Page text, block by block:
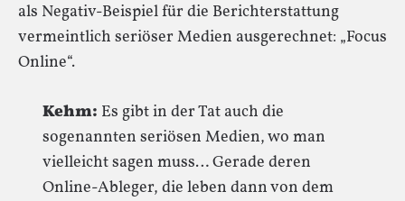
als Negativ-Beispiel für die Berichterstattung
vermeintlich seriöser Medien ausgerechnet: „Focus
Online“.
Kehm: Es gibt in der Tat auch die
sogenannten seriösen Medien, wo man
vielleicht sagen muss… Gerade deren
Online-Ableger, die leben dann von dem